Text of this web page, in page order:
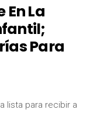
La
Para
lista para recibir a